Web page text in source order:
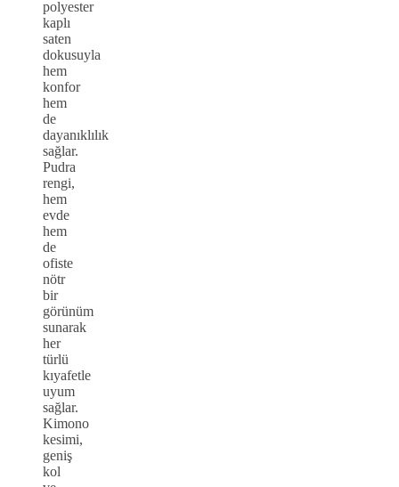
polyester
kaplı
saten
dokusuyla
hem
konfor
hem
de
dayanıklılık
sağlar.
Pudra
rengi,
hem
evde
hem
de
ofiste
nötr
bir
görünüm
sunarak
her
türlü
kıyafetle
uyum
sağlar.
Kimono
kesimi,
geniş
kol